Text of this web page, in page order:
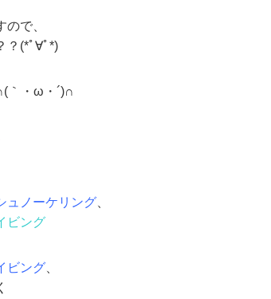
で、
？(*ﾟ∀ﾟ*)
｀・ω・´)∩
ュノーケリング
ビング
ビング